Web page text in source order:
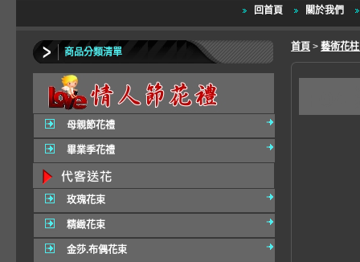
回首頁 關於我們
商品分類清單
母親節花禮
畢業季花禮
玫瑰花束
精緻花束
金莎.布偶花束
首頁 > 藝術花